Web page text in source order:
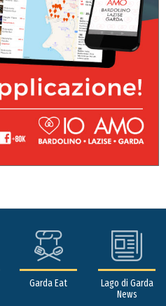
Garda Eat
Lago di Garda
News